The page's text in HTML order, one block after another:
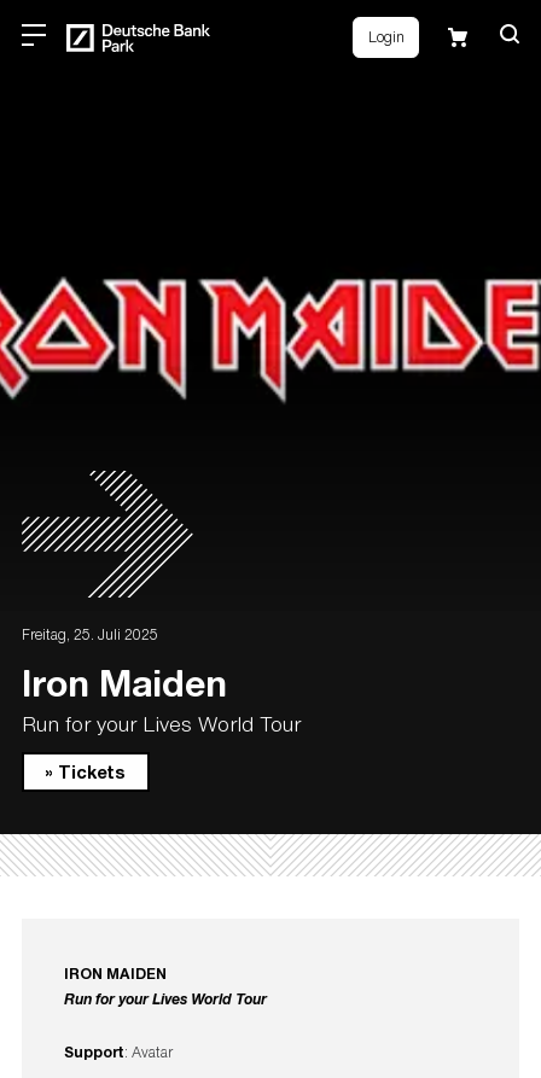
Login
Freitag, 25. Juli 2025
Iron Maiden
Run for your Lives World Tour
» Tickets
IRON MAIDEN
Run for your Lives World Tour
Support: Avatar